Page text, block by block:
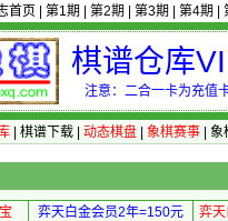
首页 第1期 第2期 第3期 第4期
棋谱仓库
注意：二合一卡为充值
| 棋谱下载| 动态棋盘| 象棋赛事| 象
弈天白金会员2年=150元
弈